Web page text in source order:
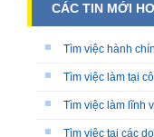
CÁC TIN MỚI
Tìm việc hành
Tìm việc làm tại
Tìm việc làm lĩnh
Tìm việc tại các